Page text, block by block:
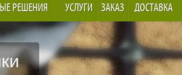
РЕШЕНИЯ УСЛУГИ ЗАКАЗ ДОСТАВКА